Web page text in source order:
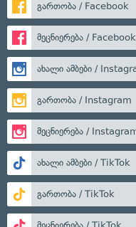
გართობა / Facebook
მეცნიერება / Facebook
ახალი ამბები /
გართობა / Instagram
მეცნიერება /
ახალი ამბები / TikTok
გართობა / TikTok